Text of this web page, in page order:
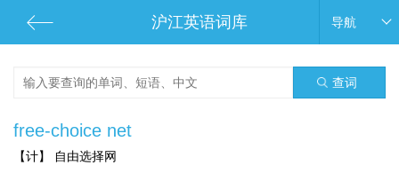
沪江英语词库 导航
查词
free-choice net
【计】 自由选择网